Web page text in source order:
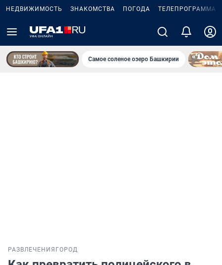
НЕДВИЖИМОСТЬ ЗНАКОМСТВА ПОГОДА ТЕЛЕПРОГРАММА
Самое соленое озеро Башкирии
РАЗВЛЕЧЕНИЯ ГОРОД